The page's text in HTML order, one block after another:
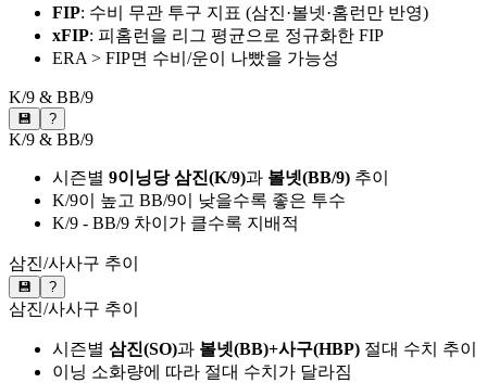
FIP: 수비 무관 투구 지표 (삼진·볼넷·홈런만 반영)
xFIP: 피홈런을 리그 평균으로 정규화한 FIP
ERA > FIP면 수비/운이 나빴을 가능성
K/9 & BB/9
💾 ?
K/9 & BB/9
시즌별 9이닝당 삼진(K/9)과 볼넷(BB/9) 추이
K/9이 높고 BB/9이 낮을수록 좋은 투수
K/9 - BB/9 차이가 클수록 지배적
삼진/사사구 추이
💾 ?
삼진/사사구 추이
시즌별 삼진(SO)과 볼넷(BB)+사구(HBP) 절대 수치 추이
이닝 소화량에 따라 절대 수치가 달라짐